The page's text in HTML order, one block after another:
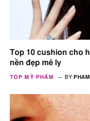
Top 10 cushion cho
nền đẹp mê ly
TOP MỸ PHẨM BY